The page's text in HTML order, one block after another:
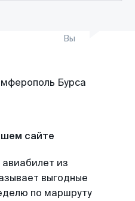
Вы
сайте
из
выгодные
по маршруту